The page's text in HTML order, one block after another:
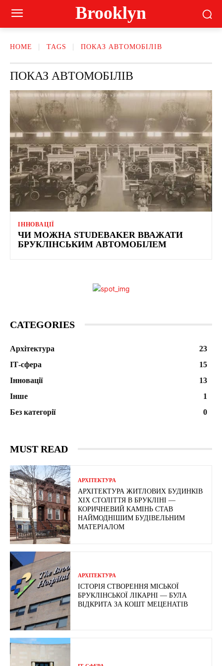
Brooklyn
HOME TAGS ПОКАЗ АВТОМОБІЛІВ
ПОКАЗ АВТОМОБІЛІВ
ІННОВАЦІЇ
ЧИ МОЖНА STUDEBAKER ВВАЖАТИ
БРУКЛІНСЬКИМ АВТОМОБІЛЕМ
CATEGORIES
Архітектура
23
ІТ-сфера
15
Інновації
13
Інше
1
Без категорії
0
MUST READ
АРХІТЕКТУРА
АРХІТЕКТУРА ЖИТЛОВИХ БУДИНКІВ
ХІХ СТОЛІТТЯ В БРУКЛІНІ —
КОРИЧНЕВИЙ КАМІНЬ СТАВ
НАЙМОДНІШИМ БУДІВЕЛЬНИМ
МАТЕРІАЛОМ
АРХІТЕКТУРА
ІСТОРІЯ СТВОРЕННЯ МІСЬКОЇ
БРУКЛІНСЬКОЇ ЛІКАРНІ — БУЛА
ВІДКРИТА ЗА КОШТ МЕЦЕНАТІВ